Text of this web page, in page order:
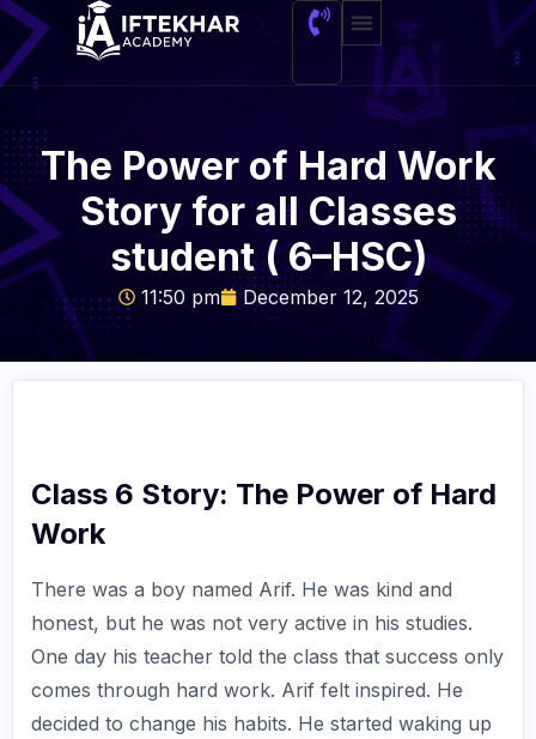
The Power of Hard Work
Story for all Classes
student ( 6–HSC)
11:50 pm December 12, 2025
Class 6 Story: The Power of Hard
Work
There was a boy named Arif. He was kind and
honest, but he was not very active in his studies.
One day his teacher told the class that success only
comes through hard work. Arif felt inspired. He
decided to change his habits. He started waking up